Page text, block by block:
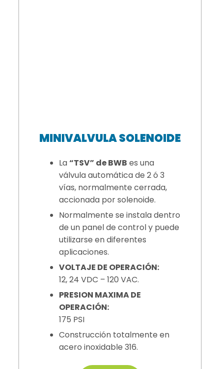
MINIVALVULA SOLENOIDE
La“TSV” de BWB es una
válvula automática de 2 ó 3
vías, normalmente cerrada,
accionada por solenoide.
Normalmente se instala dentro
de un panel de control y puede
utilizarse en diferentes
aplicaciones.
VOLTAJE DE OPERACIÓN:
12, 24 VDC – 120 VAC.
PRESION MAXIMA DE
OPERACIÓN:
175 PSI
Construcción totalmente en
acero inoxidable 316.